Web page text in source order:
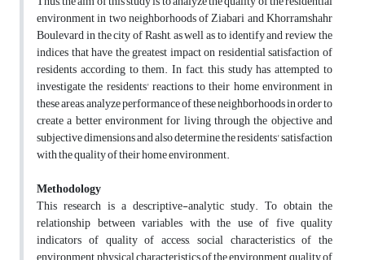
environment in two neighborhoods of Ziabari and Khorramshahr
Boulevard in the city of Rasht, as well as to identify and review the
indices that have the greatest impact on residential satisfaction of
residents according to them. In fact, this study has attempted to
investigate the residents' reactions to their home environment in
these areas, analyze performance of these neighborhoods in order to
create a better environment for living through the objective and
subjective dimensions and also determine the residents' satisfaction
with the quality of their home environment.
Methodology
This research is a descriptive-analytic study. To obtain the
relationship between variables with the use of five quality
indicators of quality of access, social characteristics of the